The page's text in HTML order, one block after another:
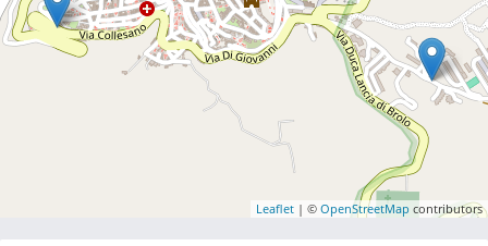
Leaflet | © OpenStreetMap contributors